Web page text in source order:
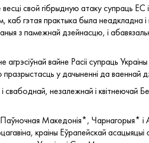
свой гібрыдную атаку супраць
каб гэтая практыка была неадкладна
з памежнай дзейнасцю, і
вайне Расіі супраць
у дачыненні да ваеннай
незалежнай і квітнеючай
Македонія*, Чарнагорыя* і
краіны Еўрапейскай